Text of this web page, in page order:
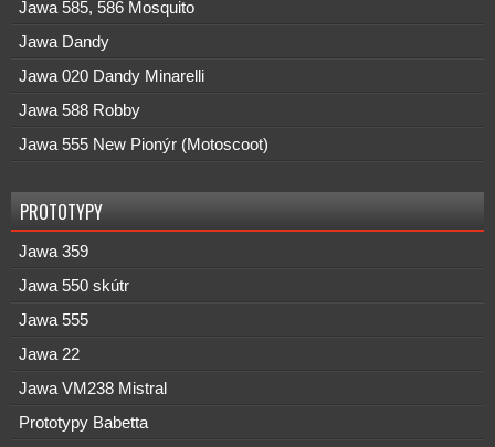
Jawa 585, 586 Mosquito
Jawa Dandy
Jawa 020 Dandy Minarelli
Jawa 588 Robby
Jawa 555 New Pionýr (Motoscoot)
PROTOTYPY
Jawa 359
Jawa 550 skútr
Jawa 555
Jawa 22
Jawa VM238 Mistral
Prototypy Babetta